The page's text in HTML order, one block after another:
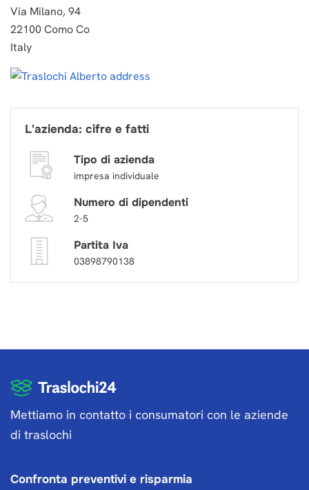
Via Milano, 94
22100 Como Co
Italy
L'azienda: cifre e fatti
Tipo di azienda
impresa individuale
Numero di dipendenti
2-5
Partita Iva
03898790138
Mettiamo in contatto i consumatori con le aziende
di traslochi
Confronta preventivi e risparmia